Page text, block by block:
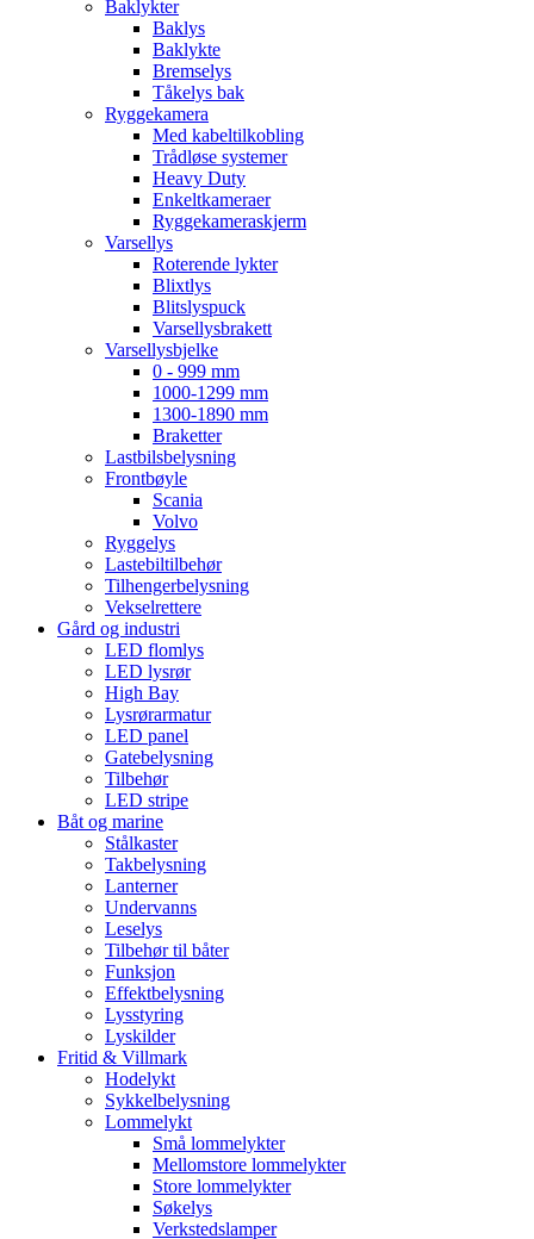
Baklykter
Baklys
Baklykte
Bremselys
Tåkelys bak
Ryggekamera
Med kabeltilkobling
Trådløse systemer
Heavy Duty
Enkeltkameraer
Ryggekameraskjerm
Varsellys
Roterende lykter
Blixtlys
Blitslyspuck
Varsellysbrakett
Varsellysbjelke
0 - 999 mm
1000-1299 mm
1300-1890 mm
Braketter
Lastbilsbelysning
Frontbøyle
Scania
Volvo
Ryggelys
Lastebiltilbehør
Tilhengerbelysning
Vekselrettere
Gård og industri
LED flomlys
LED lysrør
High Bay
Lysrørarmatur
LED panel
Gatebelysning
Tilbehør
LED stripe
Båt og marine
Stålkaster
Takbelysning
Lanterner
Undervanns
Leselys
Tilbehør til båter
Funksjon
Effektbelysning
Lysstyring
Lyskilder
Fritid & Villmark
Hodelykt
Sykkelbelysning
Lommelykt
Små lommelykter
Mellomstore lommelykter
Store lommelykter
Søkelys
Verkstedslamper